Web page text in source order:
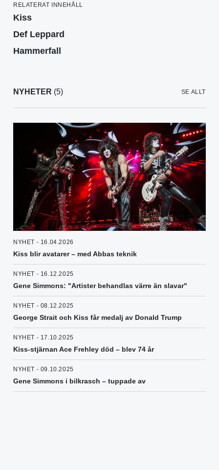
RELATERAT INNEHÅLL
Kiss
Def Leppard
Hammerfall
NYHETER (5) SE ALLT
NYHET - 16.04.2026
Kiss blir avatarer – med Abbas teknik
NYHET - 16.12.2025
Gene Simmons: "Artister behandlas värre än slavar"
NYHET - 08.12.2025
George Strait och Kiss får medalj av Donald Trump
NYHET - 17.10.2025
Kiss-stjärnan Ace Frehley död – blev 74 år
NYHET - 09.10.2025
Gene Simmons i bilkrasch – tuppade av